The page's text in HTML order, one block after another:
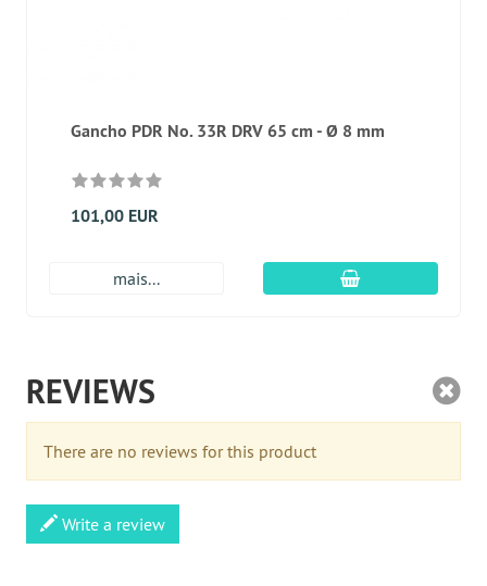
Gancho PDR No. 33R DRV 65 cm - Ø 8 mm
101,00 EUR
mais... Adicionar ao
REVIEWS
There are no reviews for this product
Write a review